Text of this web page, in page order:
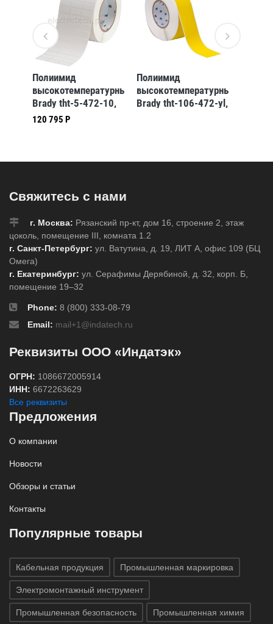
Полиимид
высокотемпературный
Brady tht-5-472-10,
25.4x12.7 мм,
120 795 Р
Полиимид
высокотемпературный
Brady tht-106-472-yl,
Свяжитесь с нами
г. Москва: Рязанский пр-кт, дом 16, строение 2, этаж
цоколь, помещение III, комната 1.2
г. Санкт-Петербург: ул. Ватутина, д. 19, ЛИТ А, офис 109 (БЦ
Омега)
г. Екатеринбург: ул. Серафимы Дерябиной, д. 32, корп. Б,
помещение 19–32
Phone: 8 (800) 333-08-79
Email: mail+1@indatech.ru
Реквизиты ООО «Индатэк»
ОГРН: 1086672005914
ИНН: 6672263629
Все реквизиты
Предложения
О компании
Новости
Обзоры и статьи
Контакты
Популярные товары
Кабельная продукция Промышленная маркировка
Электромонтажный инструмент
Промышленная безопасность Промышленная химия